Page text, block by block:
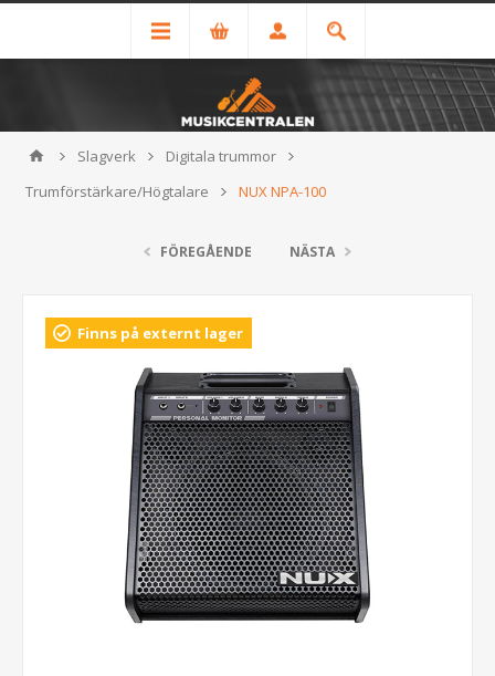
Slagverk
Digitala trummor
Trumförstärkare/Högtalare
NUX NPA-100
FÖREGÅENDE NÄSTA
Finns på externt lager